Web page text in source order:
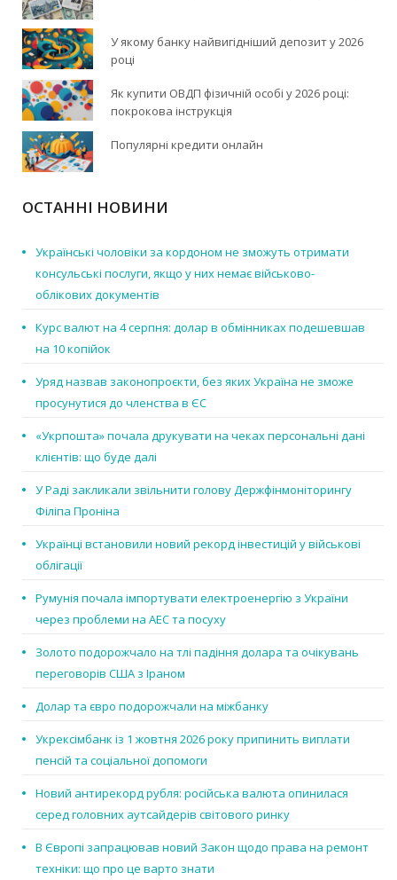
У якому банку найвигідніший депозит у 2026
році
Як купити ОВДП фізичній особі у 2026 році:
покрокова інструкція
Популярні кредити онлайн
ОСТАННІ НОВИНИ
Українські чоловіки за кордоном не зможуть отримати
консульські послуги, якщо у них немає військово-
облікових документів
Курс валют на 4 серпня: долар в обмінниках подешевшав
на 10 копійок
Уряд назвав законопроєкти, без яких Україна не зможе
просунутися до членства в ЄС
«Укрпошта» почала друкувати на чеках персональні дані
клієнтів: що буде далі
У Раді закликали звільнити голову Держфінмоніторингу
Філіпа Проніна
Українці встановили новий рекорд інвестицій у військові
облігації
Румунія почала імпортувати електроенергію з України
через проблеми на АЕС та посуху
Золото подорожчало на тлі падіння долара та очікувань
переговорів США з Іраном
Долар та євро подорожчали на міжбанку
Укрексімбанк із 1 жовтня 2026 року припинить виплати
пенсій та соціальної допомоги
Новий антирекорд рубля: російська валюта опинилася
серед головних аутсайдерів світового ринку
В Європі запрацював новий Закон щодо права на ремонт
техніки: що про це варто знати